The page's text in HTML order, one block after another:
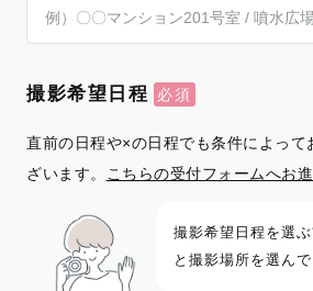
撮影希望日程
直前の日程や×の日程でも条件によって
ざいます。
こちらの受付フォームへお
撮影希望日程を選
と撮影場所を選んで